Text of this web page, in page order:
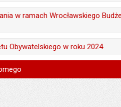
Sebastian Wolszczak
Monika Florczak
16.01.2024 08:17
112
w ramach Wrocławskiego
Sebastian Wolszczak
15.01.2024
Monika Florczak
Obywatelskiego w roku 2024
15.01.2024
Sebastian Wolszczak
wymagane